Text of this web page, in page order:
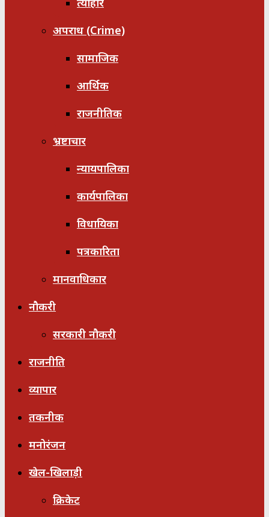
अपराध (Crime)
सामाजिक
आर्थिक
राजनीतिक
भ्रष्टाचार
न्यायपालिका
कार्यपालिका
विधायिका
पत्रकारिता
मानवाधिकार
नौकरी
सरकारी नौकरी
राजनीति
व्यापार
तकनीक
मनोरंजन
खेल-खिलाड़ी
क्रिकेट